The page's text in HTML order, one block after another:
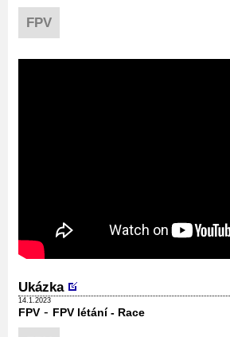
FPV
Ukázka
14.1.2023
FPV - FPV létání - Race